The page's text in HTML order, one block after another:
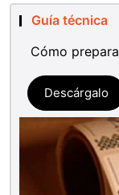
Guía técnica
Cómo
Descárgalo